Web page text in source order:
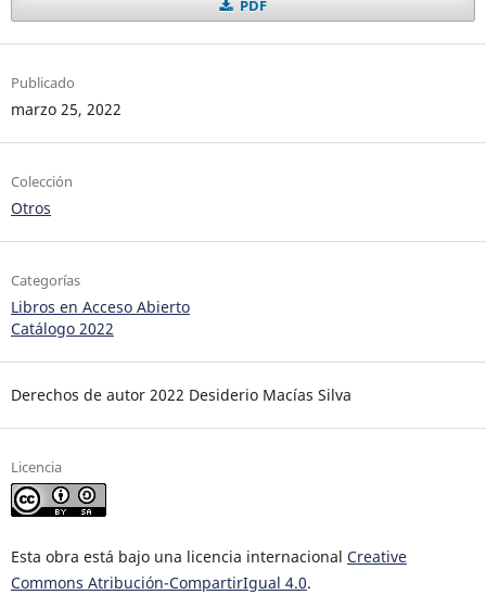
PDF
Publicado
marzo 25, 2022
Colección
Otros
Categorías
Libros en Acceso Abierto
Catálogo 2022
Derechos de autor 2022 Desiderio Macías Silva
Licencia
Esta obra está bajo una licencia internacional Creative
Commons Atribución-CompartirIgual 4.0.